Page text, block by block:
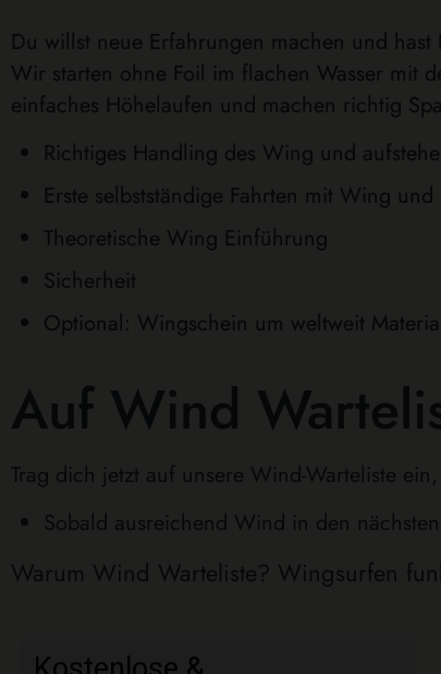
Du willst neue Erfahrungen machen und
Wir starten ohne Foil im flachen Wasser mit
einfaches Höhelaufen und machen richtig
Richtiges Handling des Wing und
Erste selbstständige Fahrten mit Wing und
Theoretische Wing Einführung
Sicherheit
Optional: Wingschein um weltweit
Auf Wind
Trag dich jetzt auf unsere Wind-Warteliste
Sobald ausreichend Wind in den
Warum Wind Warteliste? Wingsurfen